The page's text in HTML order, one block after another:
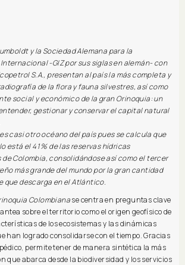
y la Sociedad Alemana para la
-GIZ por sus siglas en alemán- con
S.A., presentan al país la más completa y
de la flora y fauna silvestres, así como
social y económico de la gran Orinoquia: un
gestionar y conservar el capital natural
casi otro océano del país pues se calcula que
está el 41 % de las reservas hídricas
Colombia, consolidándose así como el tercer
más grande del mundo por la gran cantidad
que descarga en el Atlántico.
Colombianase centra en preguntas clave
sobre el territorio como el origen geofísico de
de los ecosistemas y las dinámicas
han logrado consolidarse con el tiempo. Gracias
permite tener de manera sintética la más
que abarca desde la biodiversidad y los servicios